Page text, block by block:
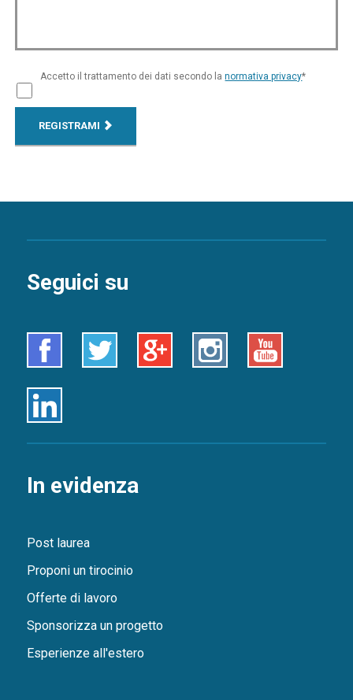
Accetto il trattamento dei dati secondo lanormativa privacy*
REGISTRAMI
Seguici su
Facebook Twitter Google+ Instagram Youtube
Linkedin
In evidenza
Post laurea
Proponi un tirocinio
Offerte di lavoro
Sponsorizza un progetto
Esperienze all'estero